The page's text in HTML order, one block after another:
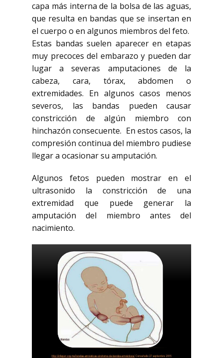
capa más interna de la bolsa de las aguas,
que resulta en bandas que se insertan en
el cuerpo o en algunos miembros del feto.
Estas bandas suelen aparecer en etapas
muy precoces del embarazo y pueden dar
lugar a severas amputaciones de la
cabeza, cara, tórax, abdomen o
extremidades. En algunos casos menos
severos, las bandas pueden causar
constricción de algún miembro con
hinchazón consecuente. En estos casos, la
compresión continua del miembro pudiese
llegar a ocasionar su amputación.
Algunos fetos pueden mostrar en el
ultrasonido la constricción de una
extremidad que puede generar la
amputación del miembro antes del
nacimiento.